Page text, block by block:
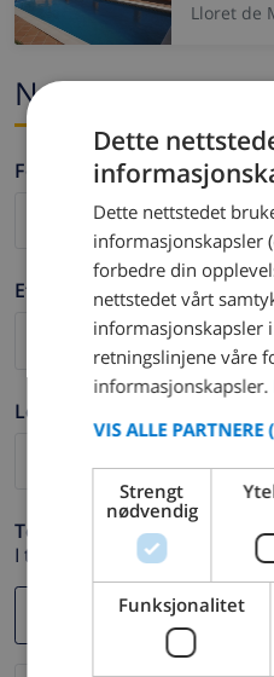
Lloret de
Navn og e-post
Fornavn *
Etternavn *
Logg ut *
Telefon *
I tilfelle din e-postadresse
Dette
Dette nettstedet
informasjonskapsler
forbedre din
nettstedet vårt
informasjonskapsler
retningslinjene våre
informasjonskapsler.
VIS ALLE PARTNERE
Strengt
nødvendig
Funksjonalitet